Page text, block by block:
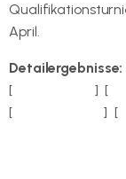
April.
Detailergebnisse:
[Herreneinzel ] [
[Damendoppel ] [